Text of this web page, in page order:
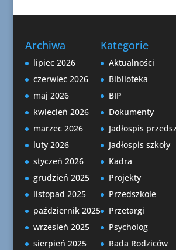
Archiwa
lipiec 2026
czerwiec 2026
maj 2026
kwiecień 2026
marzec 2026
luty 2026
styczeń 2026
grudzień 2025
listopad 2025
październik 2025
wrzesień 2025
sierpień 2025
Kategorie
Aktualności
Biblioteka
BIP
Dokumenty
Jadłospis
Jadłospis szkoły
Kadra
Projekty
Przedszkole
Przetargi
Psycholog
Rada Rodziców